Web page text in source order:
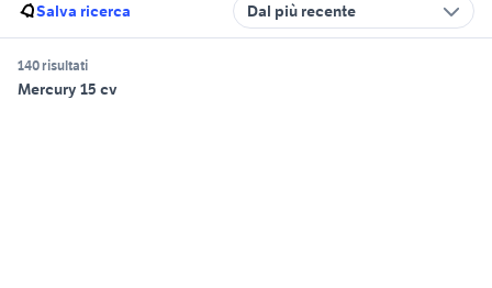
Salva ricerca Dal più recente
140 risultati
Mercury 15 cv